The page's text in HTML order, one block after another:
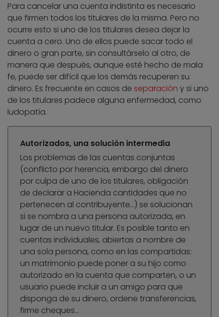
Para cancelar una cuenta indistinta es necesario
que firmen todos los titulares de la misma. Pero no
ocurre esto si uno de los titulares desea dejar la
cuenta a cero. Uno de ellos puede sacar todo el
dinero o gran parte, sin consultárselo al otro, de
manera que después, aunque esté hecho de mala
fe, puede ser difícil que los demás recuperen su
dinero. Es frecuente en casos de separación y si uno
de los titulares padece alguna enfermedad, como
ludopatía.
Autorizados, una solución intermedia
Los problemas de las cuentas conjuntas
(conflicto por herencia, embargo del dinero
por culpa de uno de los titulares, obligación
de declarar a Hacienda cantidades que no
pertenecen al contribuyente…) se solucionan
si se nombra a una persona autorizada, en
lugar de un nuevo titular. Es posible tanto en
cuentas individuales, abiertas a nombre de
una sola persona, como en las compartidas:
un matrimonio puede poner a su hijo como
autorizado en la cuenta que comparten, o un
usuario puede incluir a un amigo para que
disponga de su dinero, ordene transferencias,
firme cheques…